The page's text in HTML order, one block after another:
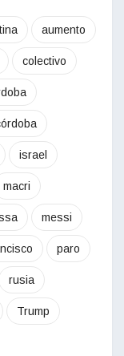
aumento
colectivo
israel
macri
messi
paro
rusia
Trump